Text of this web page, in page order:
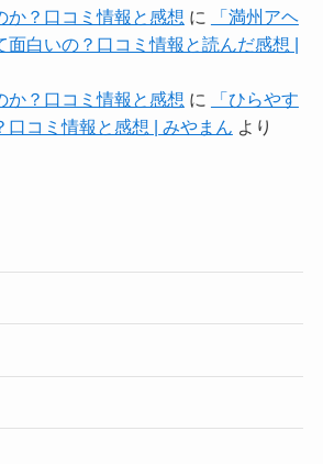
か？口コミ情報と感想 に
「満州アヘ
面白いの？口コミ情報と読んだ感想 |
か？口コミ情報と感想 に
「ひらやす
口コミ情報と感想 | みやまん より